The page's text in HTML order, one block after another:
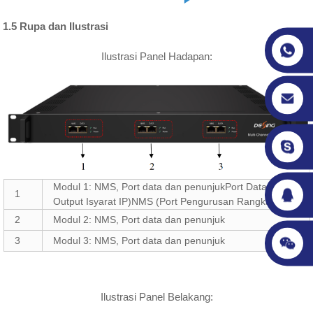
1.5 Rupa dan Ilustrasi
Ilustrasi Panel Hadapan:
1
Modul 1: NMS, Port data dan penunjukPort Data (untuk
Output Isyarat IP)NMS (Port Pengurusan Rangkaian)
2
Modul 2: NMS, Port data dan penunjuk
3
Modul 3: NMS, Port data dan penunjuk
Ilustrasi Panel Belakang: